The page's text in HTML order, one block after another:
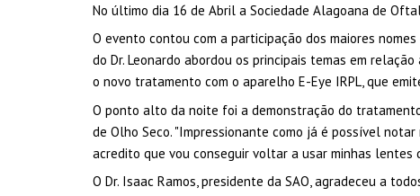
No último dia 16 de Abril a Sociedade Alagoana de
O evento contou com a participação dos maiores
do Dr. Leonardo abordou os principais temas em
o novo tratamento com o aparelho E-Eye IRPL, que
O ponto alto da noite foi a demonstração do
de Olho Seco. "Impressionante como já é possível
acredito que vou conseguir voltar a usar minhas lentes
O Dr. Isaac Ramos, presidente da SAO, agradeceu a